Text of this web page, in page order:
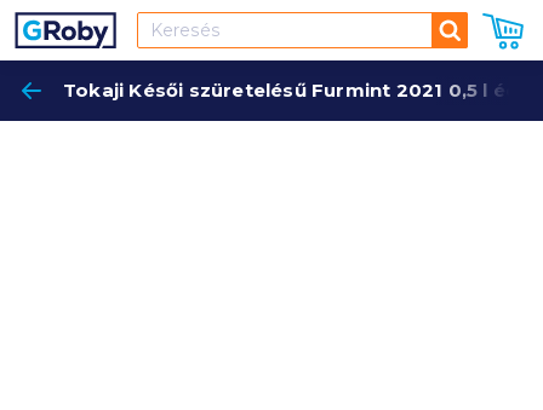
Keresés
Tokaji Késői szüretelésű Furmint 2021 0,5 l